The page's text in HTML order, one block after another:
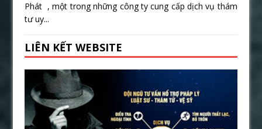
Phát , một trong những công ty cung cấp dịch vụ thám
tư uy...
LIÊN KẾT WEBSITE